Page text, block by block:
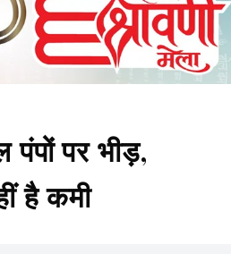
पर भीड़,
है कमी